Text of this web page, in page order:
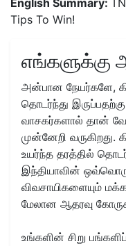
English Summary:
Tips To Win!
எங்களுக்கு
அன்பான நேயர்களே,
தொடர்ந்து
வாசகர்களால் தான்
முன்னேறி வருகிறது.
உயர்ந்த தரத்தில்
இந்தியாவின்
விவசாயிகளையும்
மேலான ஆதரவு
உங்களின் சிறு